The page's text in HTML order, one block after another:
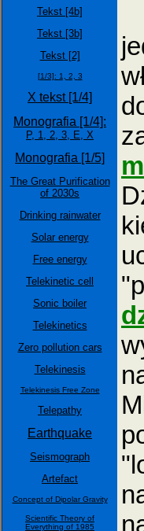
Tekst [4b]
Tekst [3b]
Tekst [2]
[1/3]: 1, 2, 3
X tekst [1/4]
Monografia [1/4]:
P, 1, 2, 3, E, X
Monografia [1/5]
The Great Purification
of 2030s
Drinking rainwater
Solar energy
Free energy
Telekinetic cell
Sonic boiler
Telekinetics
Zero pollution cars
Telekinesis
Telekinesis Free Zone
Telepathy
Earthquake
Seismograph
Artefact
Concept of Dipolar Gravity
Scientific Theory of
Everything of 1985